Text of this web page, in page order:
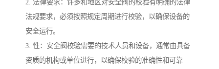
2. 法律要求：许多和地区对安全阀的校验有明确的法律
法规要求，必须按照规定周期进行校验，以确保设备的
安全运行。
3. 性：安全阀校验需要的技术人员和设备，通常由具备
资质的机构或单位进行，以确保校验的准确性和可靠